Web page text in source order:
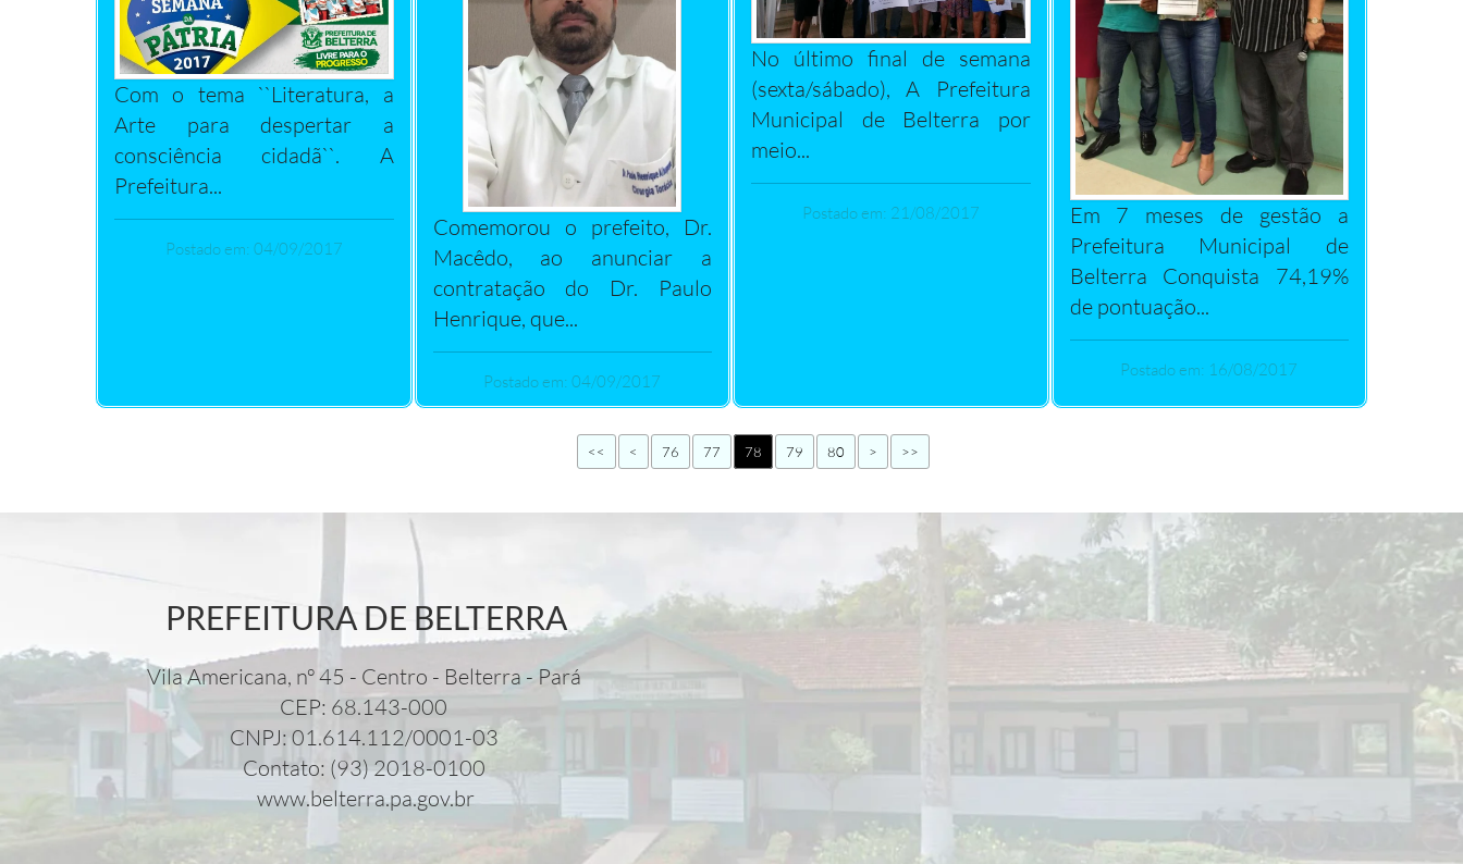
Com o tema ``Literatura, a
Arte para despertar a
consciência cidadã``. A
Prefeitura...
Postado em: 04/09/2017
Comemorou o prefeito, Dr.
Macêdo, ao anunciar a
contratação do Dr. Paulo
Henrique, que...
Postado em: 04/09/2017
No último final de semana
(sexta/sábado), A Prefeitura
Municipal de Belterra por
meio...
Postado em: 21/08/2017
Em 7 meses de gestão a
Prefeitura Municipal de
Belterra Conquista 74,19%
de pontuação...
Postado em: 16/08/2017
<< < 76 77 78 79 80 > >>
PREFEITURA DE BELTERRA
Vila Americana, nº 45 - Centro - Belterra - Pará
CEP: 68.143-000
CNPJ: 01.614.112/0001-03
Contato: (93) 2018-0100
www.belterra.pa.gov.br